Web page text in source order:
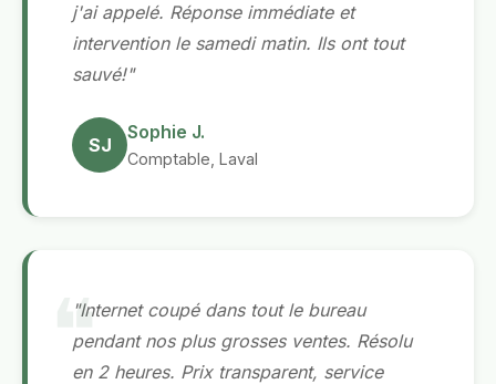
j'ai appelé. Réponse immédiate et
intervention le samedi matin. Ils ont tout
sauvé!"
SJ
Sophie J.
Comptable, Laval
"Internet coupé dans tout le bureau
pendant nos plus grosses ventes. Résolu
en 2 heures. Prix transparent, service